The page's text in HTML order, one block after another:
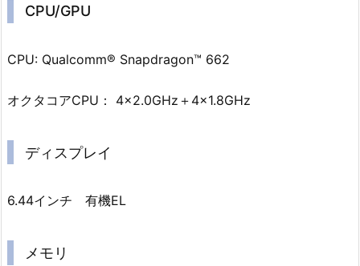
CPU/GPU
CPU: Qualcomm® Snapdragon™ 662
オクタコアCPU： 4×2.0GHz＋4×1.8GHz
ディスプレイ
6.44インチ 有機EL
メモリ